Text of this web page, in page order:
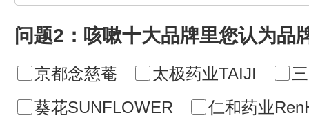
问题2：咳嗽十大品牌里您认为品
京都念慈菴 太极药业TAIJI
葵花SUNFLOWER
仁和药业